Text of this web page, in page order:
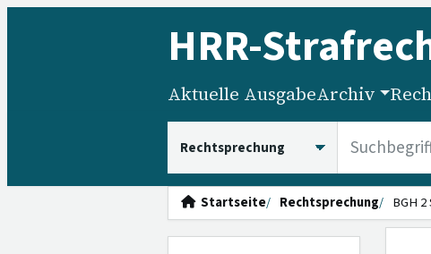
HRR-
Aktuelle AusgabeArchiv
Startseite Rechtsprechung BGH